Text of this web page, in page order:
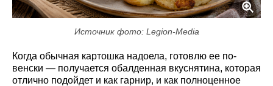
Источник фото: Legion-Media
Когда обычная картошка надоела, готовлю ее по-
венски — получается обалденная вкуснятина, которая
отлично подойдет и как гарнир, и как полноценное